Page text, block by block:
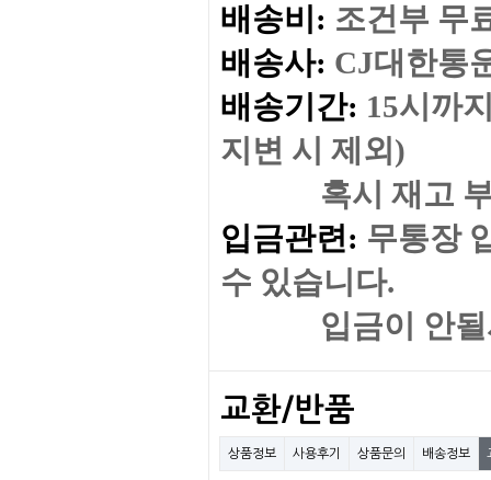
배송비: 조건부 무
배송사: CJ대한통
배송기간: 15시까
지변 시 제외)
혹시 재고 부족
입금관련: 무통장
수 있습니다.
입금이 안될시
교환/반품
상품정보 사용후기 상품문의 배송정보